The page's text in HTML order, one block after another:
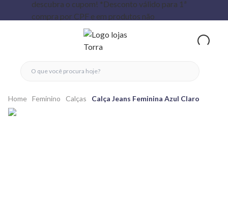
ver
fechar menu
fechar menu
favoritos
Home Feminino Calças Calça Jeans Feminina Azul Claro